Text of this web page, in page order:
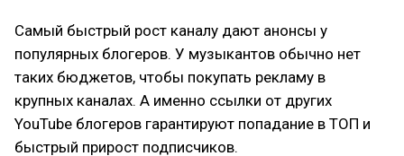
Самый быстрый рост каналу дают анонсы у
популярных блогеров. У музыкантов обычно нет
таких бюджетов, чтобы покупать рекламу в
крупных каналах. А именно ссылки от других
YouTube блогеров гарантируют попадание в ТОП и
быстрый прирост подписчиков.